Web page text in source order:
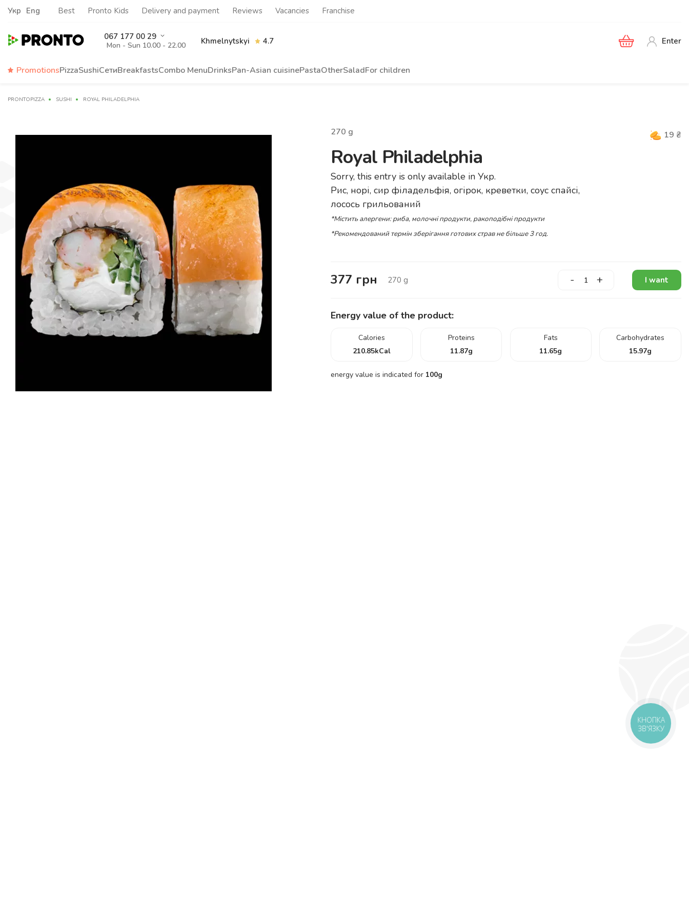
Укр Eng Best Pronto Kids Delivery and payment Reviews Vacancies Franchise
067 177 00 29
Mon - Sun 10.00 - 22.00 Khmelnytskyi 4.7 Enter
PromotionsPizzaSushiСетиBreakfastsСombo MenuDrinksPan-Asian cuisinePastaOtherSaladFor children
PRONTOPIZZA SUSHI ROYAL PHILADELPHIA
270 g 19 ₴
Royal Philadelphia
Sorry, this entry is only available in Укр.
Рис, норі, сир філадельфія, огірок, креветки, соус спайсі,
лосось грильований
*Містить алергени: риба, молочні продукти, ракоподібні продукти
*Рекомендований термін зберігання готових страв не більше 3 год.
377 грн 270 g - + I want
Energy value of the product:
Calories
210.85kCal
Proteins
11.87g
Fats
11.65g
Carbohydrates
15.97g
energy value is indicated for 100g
КНОПКА
ЗВ'ЯЗКУ